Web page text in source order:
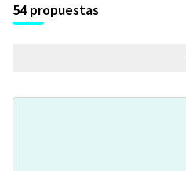
54 propuestas